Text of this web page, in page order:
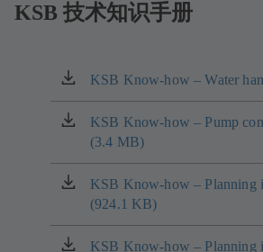
KSB 技术知识手册
KSB Know-how – Water
（在
新
标
签
中
打
KSB Know-how – Pump
(3.4 MB)
（在
新
标
签
页
打
KSB Know-how – Planning
(924.1 KB)
（在
新
标
签
KSB Know-how – Planning
（在